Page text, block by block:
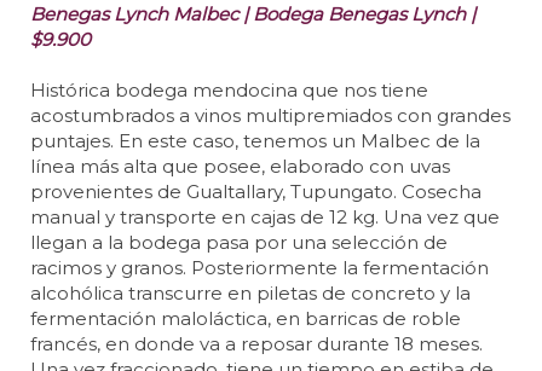
Benegas Lynch Malbec | Bodega Benegas Lynch |
$9.900
Histórica bodega mendocina que nos tiene
acostumbrados a vinos multipremiados con grandes
puntajes. En este caso, tenemos un Malbec de la
línea más alta que posee, elaborado con uvas
provenientes de Gualtallary, Tupungato. Cosecha
manual y transporte en cajas de 12 kg. Una vez que
llegan a la bodega pasa por una selección de
racimos y granos. Posteriormente la fermentación
alcohólica transcurre en piletas de concreto y la
fermentación maloláctica, en barricas de roble
francés, en donde va a reposar durante 18 meses.